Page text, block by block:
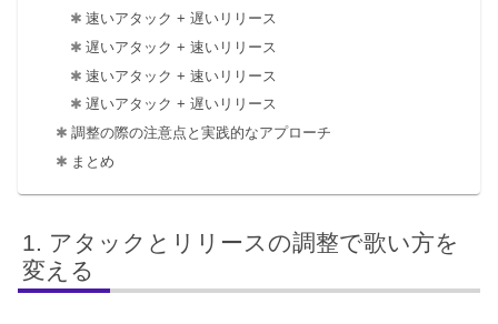
速いアタック + 遅いリリース
遅いアタック + 速いリリース
速いアタック + 速いリリース
遅いアタック + 遅いリリース
調整の際の注意点と実践的なアプローチ
まとめ
アタックとリリースの調整で歌い方を
変える